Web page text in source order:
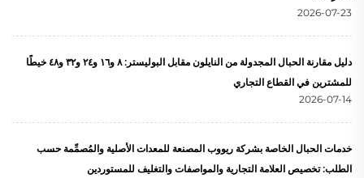
2026-07-23
دليل مقارنة الحبال المجدولة من النايلون مقابل البوليستر: ٨ و١٦ و٢٤ و٣٢ و٤٨ خيطًا
للمشترين في القطاع التجاري
2026-07-14
خدمات الحبال الخاصة بشركة ريووب المصنعة للمعدات الأصلية والمُصمِّمة حسب
الطلب: تخصيص العلامة التجارية والمواصفات والتغليف للمستوردين